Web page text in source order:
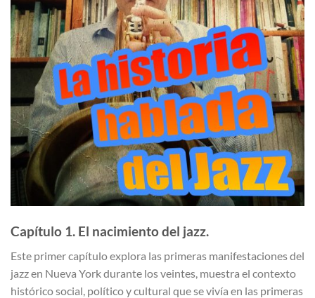
Capítulo 1. El nacimiento del jazz.
Este primer capítulo explora las primeras manifestaciones del
jazz en Nueva York durante los veintes, muestra el contexto
histórico social, político y cultural que se vivía en las primeras